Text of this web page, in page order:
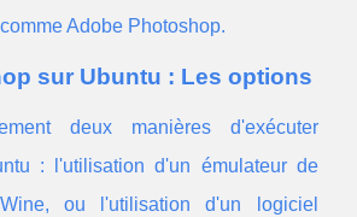
Adobe Photoshop.
sur Ubuntu : Les options
deux manières d'exécuter
: l'utilisation d'un émulateur de
ou l'utilisation d'un logiciel